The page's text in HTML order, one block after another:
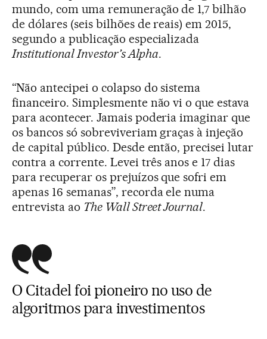
mundo, com uma remuneração de 1,7 bilhão
de dólares (seis bilhões de reais) em 2015,
segundo a publicação especializada
Institutional Investor’s Alpha.
“Não antecipei o colapso do sistema
financeiro. Simplesmente não vi o que estava
para acontecer. Jamais poderia imaginar que
os bancos só sobreviveriam graças à injeção
de capital público. Desde então, precisei lutar
contra a corrente. Levei três anos e 17 dias
para recuperar os prejuízos que sofri em
apenas 16 semanas”, recorda ele numa
entrevista ao The Wall Street Journal.
O Citadel foi pioneiro no uso de
algoritmos para investimentos